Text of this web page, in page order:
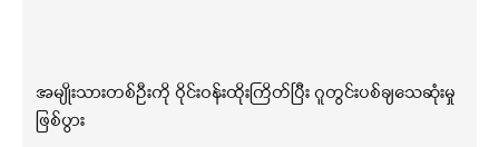
အမျိုးသားတစ်ဦးကို ဝိုင်းဝန်းထိုးကြိတ်ပြီး ဂူတွင်းပစ်ချသေဆုံးမှု
ဖြစ်ပွား